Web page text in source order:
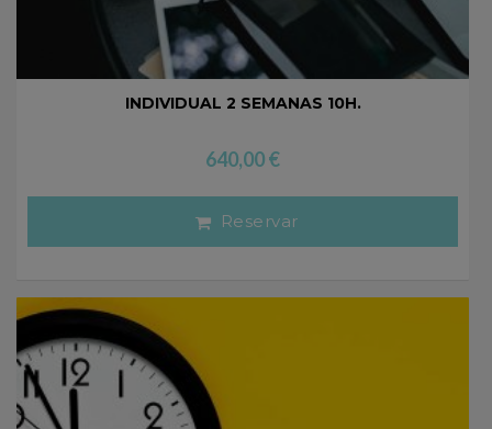
INDIVIDUAL 2 SEMANAS 10H.
640,00€
Reservar